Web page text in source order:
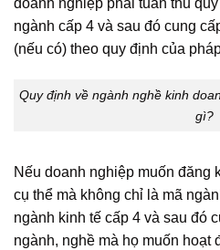
doanh nghiệp phải tuân thủ
ngành cấp 4 và sau đó cung
(nếu có) theo quy định của
Quy định về ngành nghề kinh
gì?
Nếu doanh nghiệp muốn đăng
cụ thể mà không chỉ là mã
ngành kinh tế cấp 4 và sau đó
ngành, nghề mà họ muốn hoạt